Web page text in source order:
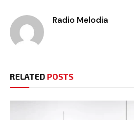
Radio Melodia
RELATED POSTS